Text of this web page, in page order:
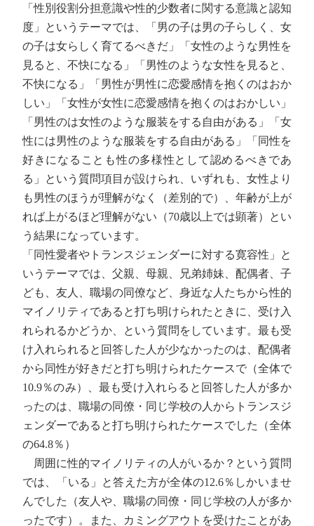
「性別役割分担意識や性的少数者に関する意識と認知
度」というテーマでは、「男の子は男の子らしく、女
の子は女らしく育てるべきだ」「女性のような男性を
見ると、不快になる」「男性のような女性を見ると、
不快になる」「男性が男性に恋愛感情を抱くのはおか
しい」「女性が女性に恋愛感情を抱くのはおかしい」
「男性のは女性のような服装をする自由がある」「女
性には男性のような服装をする自由がある」「同性を
好きになることも性の多様性として認めるべきであ
る」という質問項目が設けられ、いずれも、女性より
も男性のほうが理解がなく（差別的で）、年齢が上が
れば上がるほど理解がない（70歳以上では顕著）とい
う結果になっています。
「同性愛者やトランスジェンダーに対する寛容性」と
いうテーマでは、父親、母親、兄弟姉妹、配偶者、子
ども、友人、職場の同僚など、身近な人たちから性的
マイノリティであると打ち明けられたときに、受け入
れられるかどうか、という質問をしています。最も受
け入れられると回答した人が少なかったのは、配偶者
から同性が好きだと打ち明けられたケースで（全体で
10.9％のみ）、最も受け入れらると回答した人が多か
ったのは、職場の同僚・同じ学校の人からトランスジ
ェンダーであると打ち明けられたケースでした（全体
の64.8％）
周囲に性的マイノリティの人がいるか？という質問
では、「いる」と答えた方が全体の12.6％しかいませ
んでした（友人や、職場の同僚・同じ学校の人が多か
ったです）。また、カミングアウトを受けたことがあ